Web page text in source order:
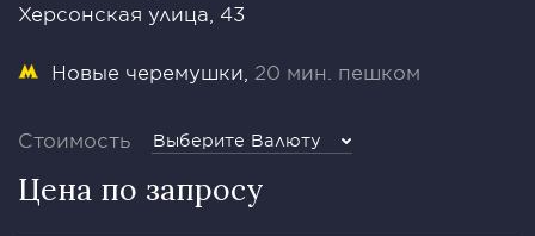
Херсонская улица, 43
Новые черемушки 20 мин. пешком
Стоимость Выберите Валюту
Цена по запросу